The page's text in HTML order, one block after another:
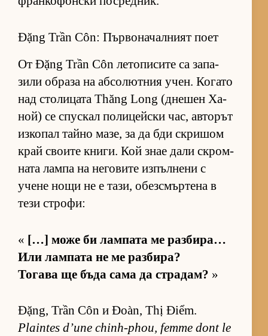
Đặng Trần Côn: Първоначалният поет
От Đặng Trần Côn ле­то­пи­сите са за­па­
зили об­раза на аб­со­лют­ния учен. Ко­гато
над сто­ли­цата Thăng Long (дне­шен Ха­
ной) се спус­кал по­ли­цейски час, ав­то­рът
из­ко­пал тайно ма­зе, за да бди скри­шом
край сво­ите кни­ги. Кой знае дали скром­
ната лампа на не­го­вите из­пъл­нени с
учене нощи не е та­зи, обез­смър­тена в
тези стро­фи:
« […] може би лам­пата ме раз­би­ра…
Или лам­пата не ме раз­би­ра?
То­гава ще бъда сама да стра­дам? »
Đặng, Trần Côn и Đoàn, Thị Điểm.
Plaintes d’une chinh-phou, femme dont le